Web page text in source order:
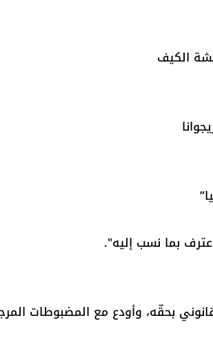
بما نسب إليه".
بحقّه، وأودع مع المضبوطات